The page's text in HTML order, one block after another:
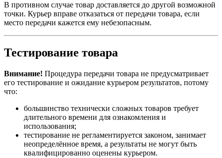
В противном случае товар доставляется до другой возможной
точки. Курьер вправе отказаться от передачи товара, если
место передачи кажется ему небезопасным.
Тестирование товара
Внимание! Процедура передачи товара не предусматривает
его тестирование и ожидание курьером результатов, потому
что:
большинство технически сложных товаров требует
длительного времени для ознакомления и
использования;
тестирование не регламентируется законом, занимает
неопределённое время, а результаты не могут быть
квалифицированно оценены курьером.